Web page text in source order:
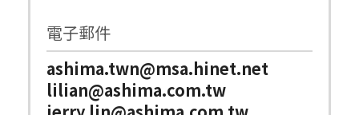
電子郵件
ashima.twn@msa.hinet.net
lilian@ashima.com.tw